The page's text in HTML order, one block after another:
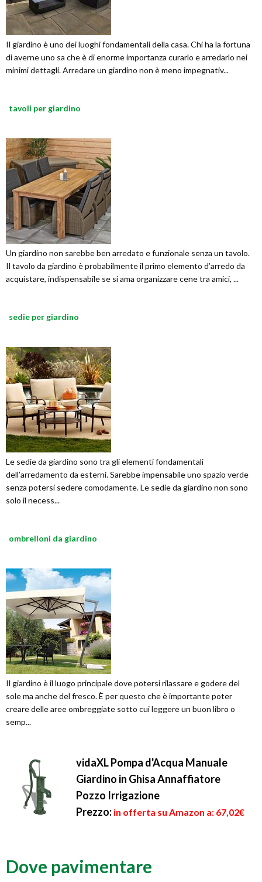
Il giardino è uno dei luoghi fondamentali della casa. Chi ha la fortuna
di averne uno sa che è di enorme importanza curarlo e arredarlo nei
minimi dettagli. Arredare un giardino non è meno impegnativ...
tavoli per giardino
Un giardino non sarebbe ben arredato e funzionale senza un tavolo.
Il tavolo da giardino è probabilmente il primo elemento d’arredo da
acquistare, indispensabile se si ama organizzare cene tra amici, ...
sedie per giardino
Le sedie da giardino sono tra gli elementi fondamentali
dell’arredamento da esterni. Sarebbe impensabile uno spazio verde
senza potersi sedere comodamente. Le sedie da giardino non sono
solo il necess...
ombrelloni da giardino
Il giardino è il luogo principale dove potersi rilassare e godere del
sole ma anche del fresco. È per questo che è importante poter
creare delle aree ombreggiate sotto cui leggere un buon libro o
semp...
vidaXL Pompa d'Acqua Manuale
Giardino in Ghisa Annaffiatore
Pozzo Irrigazione
Prezzo: in offerta su Amazon a: 67,02€
Dove pavimentare